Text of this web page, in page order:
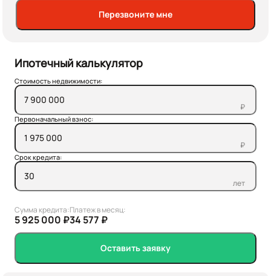
Перезвоните мне
Ипотечный калькулятор
Стоимость недвижимости:
₽
Первоначальный взнос:
₽
Срок кредита:
лет
Сумма кредита:
5 925 000 ₽
Платеж в месяц:
34 577 ₽
Оставить заявку